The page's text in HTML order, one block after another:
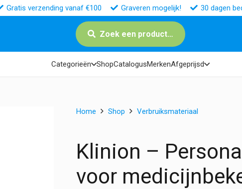
Gratis verzending vanaf €100 Graveren mogelijk! 30 dagen
Zoek een product…
Categorieën ShopCatalogusMerkenAfgeprijsd
Home Shop Verbruiksmateriaal
Klinion –
voor